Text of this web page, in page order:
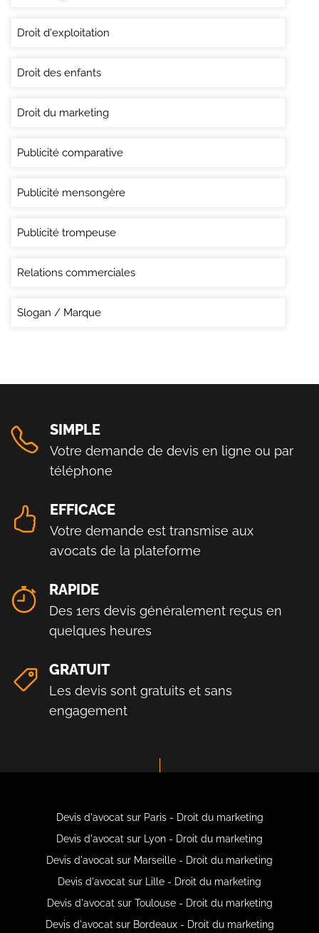
Droit d'exploitation
Droit des enfants
Droit du marketing
Publicité comparative
Publicité mensongère
Publicité trompeuse
Relations commerciales
Slogan / Marque
SIMPLE
Votre demande de devis en ligne ou par
téléphone
EFFICACE
Votre demande est transmise aux
avocats de la plateforme
RAPIDE
Des 1ers devis généralement reçus en
quelques heures
GRATUIT
Les devis sont gratuits et sans
engagement
Devis d'avocat sur Paris - Droit du marketing
Devis d'avocat sur Lyon - Droit du marketing
Devis d'avocat sur Marseille - Droit du marketing
Devis d'avocat sur Lille - Droit du marketing
Devis d'avocat sur Toulouse - Droit du marketing
Devis d'avocat sur Bordeaux - Droit du marketing